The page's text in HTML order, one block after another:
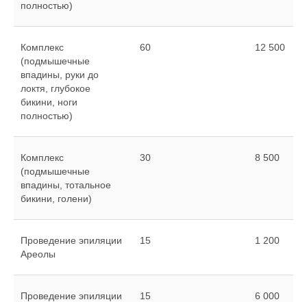
полностью)
Комплекс
(подмышечные
впадины, руки до
локтя, глубокое
бикини, ноги
полностью)
60 12 500
Комплекс
(подмышечные
впадины, тотальное
бикини, голени)
30 8 500
Проведение эпиляции
Ареолы
15 1 200
Проведение эпиляции
15 6 000